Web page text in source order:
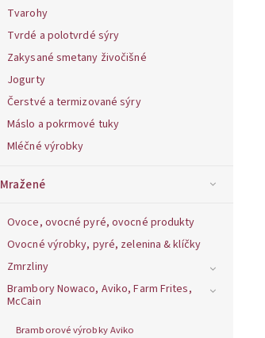
Tvarohy
Tvrdé a polotvrdé sýry
Zakysané smetany živočišné
Jogurty
Čerstvé a termizované sýry
Máslo a pokrmové tuky
Mléčné výrobky
Mražené
Ovoce, ovocné pyré, ovocné produkty
Ovocné výrobky, pyré, zelenina & klíčky
Zmrzliny
Brambory Nowaco, Aviko, Farm Frites,
McCain
Bramborové výrobky Aviko